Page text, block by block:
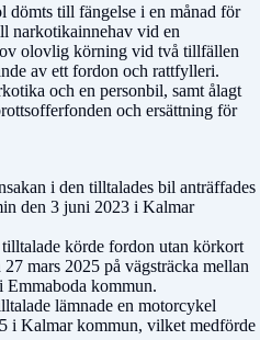
dömts till fängelse i en månad för
narkotikainnehav vid en
olovlig körning vid två tillfällen
av ett fordon och rattfylleri.
och en personbil, samt ålagt
och ersättning för
i den tilltalades bil anträffades
den 3 juni 2023 i Kalmar
körde fordon utan körkort
mars 2025 på vägsträcka mellan
Emmaboda kommun.
lämnade en motorcykel
i Kalmar kommun, vilket medförde